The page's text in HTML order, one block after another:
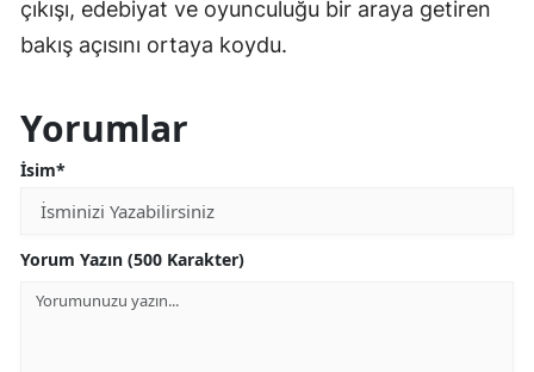
çıkışı, edebiyat ve oyunculuğu bir araya getiren
bakış açısını ortaya koydu.
Yorumlar
İsim*
Yorum Yazın (500 Karakter)